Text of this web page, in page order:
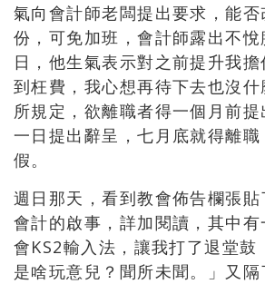
氣向會計師老闆提出要求，能否
份，可免加班，會計師露出不
日，他生氣表示對之前提升我
到枉費，我心想再待下去也沒
所規定，欲離職者得一個月前提
一日提出辭呈，七月底就得離
假。
週日那天，看到教會佈告欄張
會計的啟事，詳加閱讀，其中
會KS2輸入法，讓我打了退堂鼓
是啥玩意兒？聞所未聞。」又